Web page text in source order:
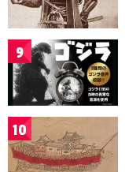
9
10